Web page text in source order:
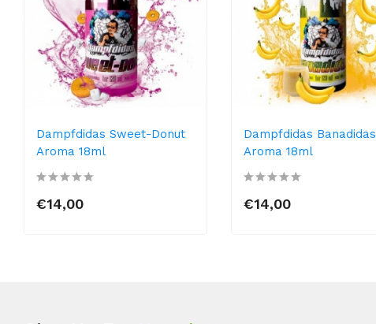
Dampfdidas Sweet-Donut
Aroma 18ml
€14,00
Dampfdidas Banadidas
Aroma 18ml
€14,00